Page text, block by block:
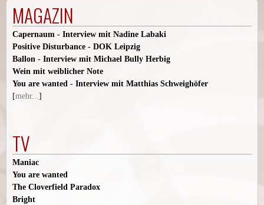
MAGAZIN
Capernaum - Interview mit Nadine Labaki
Positive Disturbance - DOK Leipzig
Ballon - Interview mit Michael Bully Herbig
Wein mit weiblicher Note
You are wanted - Interview mit Matthias Schweighöfer
[mehr... ]
TV
Maniac
You are wanted
The Cloverfield Paradox
Bright